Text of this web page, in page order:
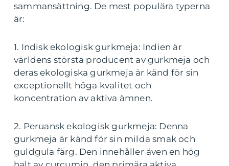
sammansättning. De mest populära typerna
är:
1. Indisk ekologisk gurkmeja: Indien är
världens största producent av gurkmeja och
deras ekologiska gurkmeja är känd för sin
exceptionellt höga kvalitet och
koncentration av aktiva ämnen.
2. Peruansk ekologisk gurkmeja: Denna
gurkmeja är känd för sin milda smak och
guldgula färg. Den innehåller även en hög